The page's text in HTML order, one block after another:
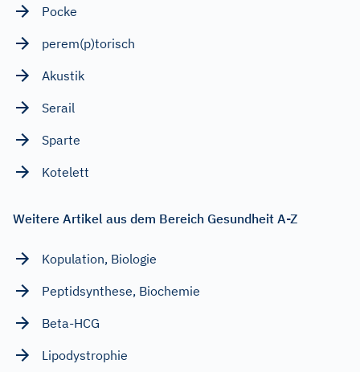
Pocke
perem(p)torisch
Akustik
Serail
Sparte
Kotelett
Weitere Artikel aus dem Bereich Gesundheit A-Z
Kopulation, Biologie
Peptidsynthese, Biochemie
Beta-HCG
Lipodystrophie